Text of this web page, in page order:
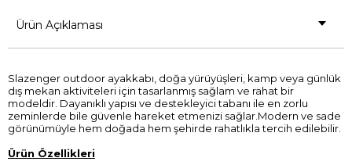
Ürün Açıklaması
Slazenger outdoor ayakkabı, doğa yürüyüşleri, kamp veya günlük
dış mekan aktiviteleri için tasarlanmış sağlam ve rahat bir
modeldir. Dayanıklı yapısı ve destekleyici tabanı ile en zorlu
zeminlerde bile güvenle hareket etmenizi sağlar.Modern ve sade
görünümüyle hem doğada hem şehirde rahatlıkla tercih edilebilir.
Ürün Özellikleri